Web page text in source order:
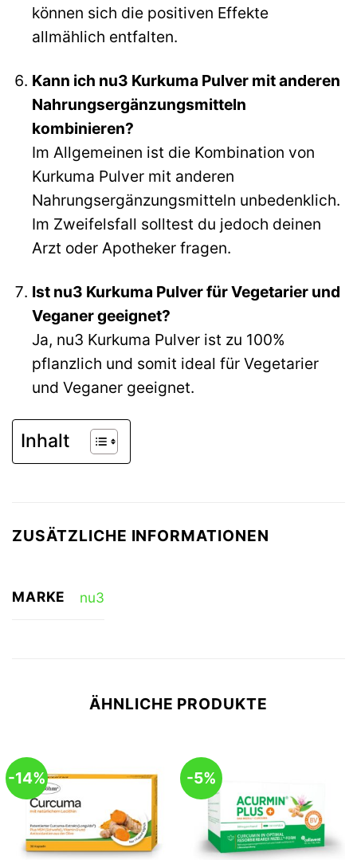
können sich die positiven Effekte
allmählich entfalten.
Kann ich nu3 Kurkuma Pulver mit anderen
Nahrungsergänzungsmitteln
kombinieren?
Im Allgemeinen ist die Kombination von
Kurkuma Pulver mit anderen
Nahrungsergänzungsmitteln unbedenklich.
Im Zweifelsfall solltest du jedoch deinen
Arzt oder Apotheker fragen.
Ist nu3 Kurkuma Pulver für Vegetarier und
Veganer geeignet?
Ja, nu3 Kurkuma Pulver ist zu 100%
pflanzlich und somit ideal für Vegetarier
und Veganer geeignet.
Inhalt
ZUSÄTZLICHE INFORMATIONEN
MARKE nu3
ÄHNLICHE PRODUKTE
-14% -5%